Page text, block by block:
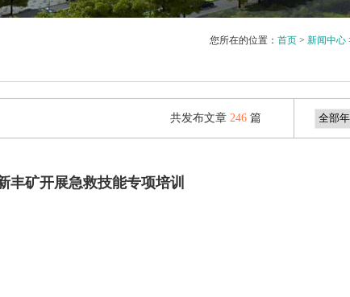
您所在的位置： 首页 > 新闻中心
共发布文章 246 篇
丰矿开展急救技能专项培训